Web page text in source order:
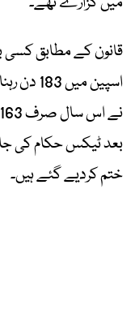
قانون کے مطابق کسی
اسپین
بعد ٹیکس حکام کی
ختم کردیے گئے ہیں۔